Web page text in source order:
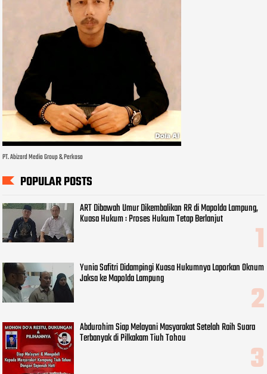
PT. Abizard Media Group & Perkasa
POPULAR POSTS
ART Dibawah Umur Dikembalikan RR di Mapolda Lampung,
Kuasa Hukum : Proses Hukum Tetap Berlanjut
Yunia Safitri Didampingi Kuasa Hukumnya Laporkan Oknum
Jaksa ke Mapolda Lampung
Abdurohim Siap Melayani Masyarakat Setelah Raih Suara
Terbanyak di Pilkakam Tiuh Tohou